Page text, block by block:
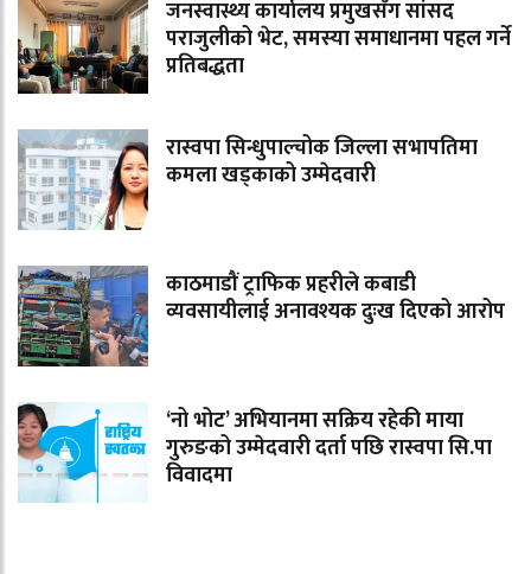
जनस्वास्थ्य कार्यालय प्रमुखसँग सांसद
पराजुलीको भेट, समस्या समाधानमा पहल गर्ने
प्रतिबद्धता
रास्वपा सिन्धुपाल्चोक जिल्ला सभापतिमा
कमला खड्काको उम्मेदवारी
काठमाडौं ट्राफिक प्रहरीले कबाडी
व्यवसायीलाई अनावश्यक दुःख दिएको आरोप
‘नो भोट’ अभियानमा सक्रिय रहेकी माया
गुरुङको उम्मेदवारी दर्ता पछि रास्वपा सि.पा
विवादमा